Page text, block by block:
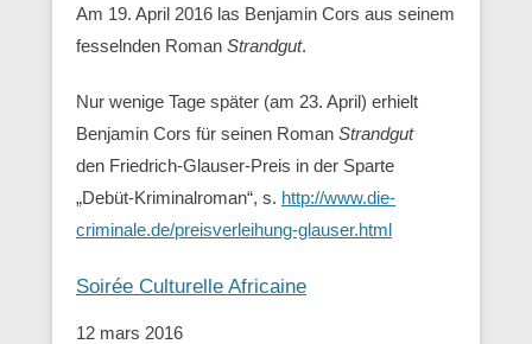
Am 19. April 2016 las Benjamin Cors aus seinem
fesselnden Roman Strandgut.
Nur wenige Tage später (am 23. April) erhielt
Benjamin Cors für seinen Roman Strandgut
den Friedrich-Glauser-Preis in der Sparte
„Debüt-Kriminalroman“, s. http://www.die-
criminale.de/preisverleihung-glauser.html
Soirée Culturelle Africaine
12 mars 2016